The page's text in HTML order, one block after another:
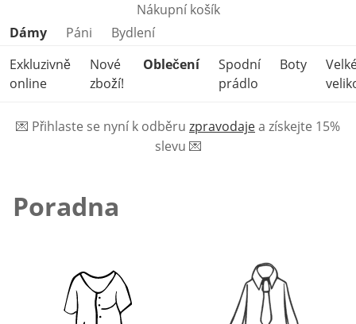
Nákupní košík
Přeskočit kategorie produktů
Dámy Páni
Bydlení
Exkluzivně
online
Nové
zboží!
Oblečení
Spodní
prádlo
Boty
💌 Přihlaste se nyní k odběru zpravodajea získejte 15%
slevu 💌
Poradna